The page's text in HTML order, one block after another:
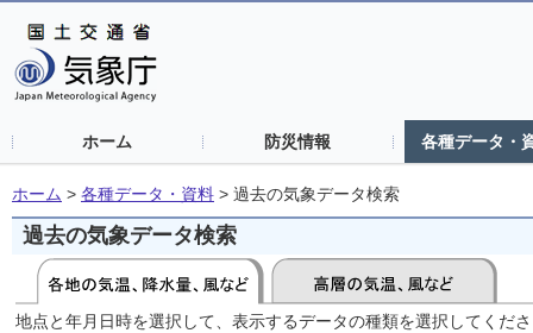
ホーム 防災情報 各種データ・
ホーム > 各種データ・資料 > 過去の気象データ検索
過去の気象データ検索
地点と年月日時を選択して、表示するデータの種類を選択してくだ